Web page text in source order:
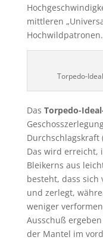
mittleren
Hochwildpatronen.
Torpedo-
Das Torpedo-
Durchschlagskraft
Das wird erreicht,
Bleikerns aus
besteht, dass sich
und zerlegt,
weniger
Ausschuß
der Mantel im